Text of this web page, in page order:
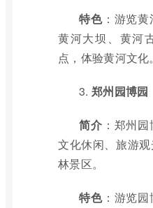
特色：游览黄
黄河大坝、黄河
点，体验黄河文化。
3. 郑州园博园
简介 ：郑州
文化休闲、旅游
林景区。
特色：游览园